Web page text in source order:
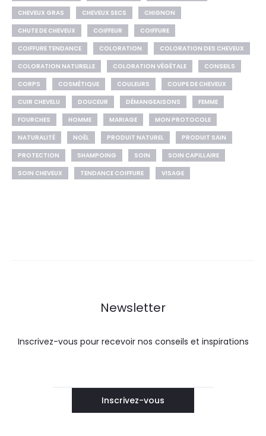
CHEVEUX GRAS
CHEVEUX SECS
CHIGNON
CHUTE DE CHEVEUX
COIFFEUR
COIFFURE
COIFFURE TENDANCE
COLORATION
COLORATION DES CHEVEUX
COLORATION NATURELLE
COLORATION VÉGÉTALE
CONSEILS
CORPS
COSMÉTIQUE COULEURS
COUPE DE CHEVEUX
CUIR CHEVELU
DOUCEUR DÉMANGEAISONS
FEMME
FOURCHES
HOMME MARIAGE
MON PROTOCOLE
NATURALITÉ
NOËL PRODUIT NATUREL
PRODUIT SAIN
PROTECTION
SHAMPOING SOIN
SOIN CAPILLAIRE
SOIN CHEVEUX
TENDANCE COIFFURE VISAGE
Newsletter
Inscrivez-vous pour recevoir nos conseils et inspirations